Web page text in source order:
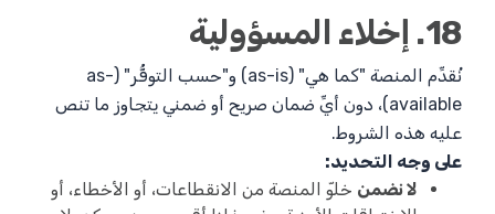
18. إخلاء المسؤولية
نُقدِّم المنصة "كما هي" (as-is) و"حسب التوفُّر" (as-
available)، دون أيِّ ضمان صريح أو ضمني يتجاوز ما تنص
عليه هذه الشروط.
على وجه التحديد:
لا نضمن خلوّ المنصة من الانقطاعات، أو الأخطاء، أو